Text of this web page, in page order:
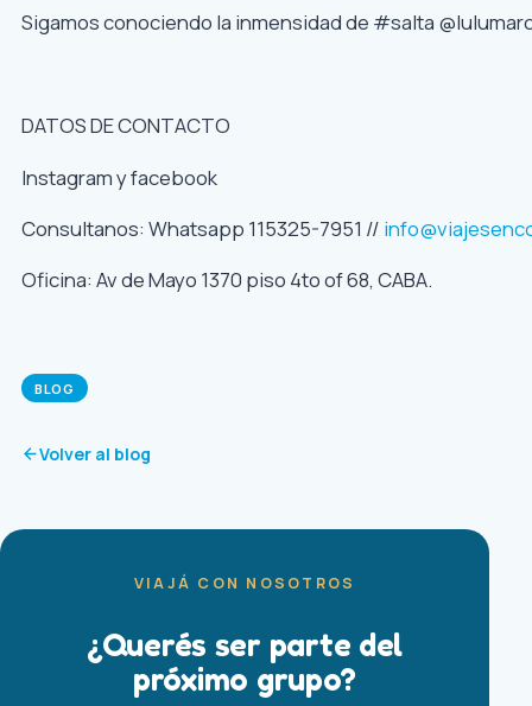
Sigamos conociendo la inmensidad de #salta
DATOS DE CONTACTO
Instagram y facebook
Consultanos: Whatsapp 115325-7951 //
Oficina: Av de Mayo 1370 piso 4to of 68, CABA.
BLOG
Volver al blog
VIAJÁ CON NOSOTROS
¿Querés ser parte del
próximo grupo?